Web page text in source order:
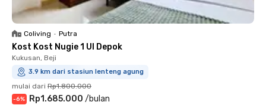
Coliving • Putra
Kost Kost Nugie 1 UI Depok
Kukusan, Beji
3.9 km dari stasiun lenteng agung
mulai dari Rp1.800.000
-6% Rp1.685.000 /bulan